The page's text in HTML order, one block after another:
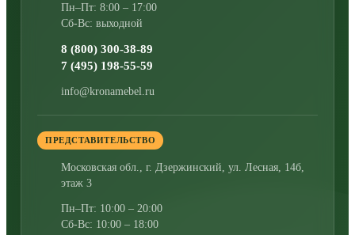
Пн–Пт: 8:00 – 17:00
Сб-Вс: выходной
8 (800) 300-38-89
7 (495) 198-55-59
info@kronamebel.ru
ПРЕДСТАВИТЕЛЬСТВО
Московская обл., г. Дзержинский, ул. Лесная, 14б,
этаж 3
Пн–Пт: 10:00 – 20:00
Сб-Вс: 10:00 – 18:00